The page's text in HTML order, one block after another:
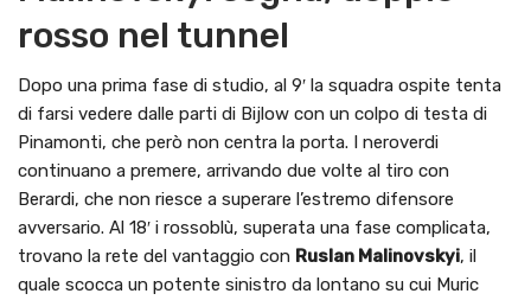
rosso nel tunnel
Dopo una prima fase di studio, al 9′ la squadra ospite tenta
di farsi vedere dalle parti di Bijlow con un colpo di testa di
Pinamonti, che però non centra la porta. I neroverdi
continuano a premere, arrivando due volte al tiro con
Berardi, che non riesce a superare l’estremo difensore
avversario. Al 18′ i rossoblù, superata una fase complicata,
trovano la rete del vantaggio con Ruslan Malinovskyi, il
quale scocca un potente sinistro da lontano su cui Muric